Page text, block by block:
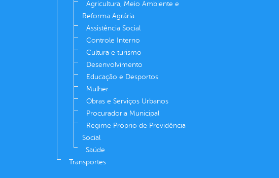
Agricultura, Meio Ambiente e
Reforma Agrária
Assistência Social
Controle Interno
Cultura e turismo
Desenvolvimento
Educação e Desportos
Mulher
Obras e Serviços Urbanos
Procuradoria Municipal
Regime Próprio de Previdência
Social
Saúde
Transportes